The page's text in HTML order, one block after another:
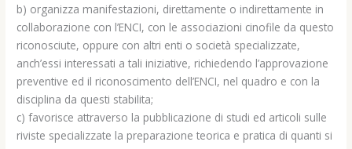
b) organizza manifestazioni, direttamente o indirettamente in
collaborazione con l’ENCI, con le associazioni cinofile da questo
riconosciute, oppure con altri enti o società specializzate,
anch’essi interessati a tali iniziative, richiedendo l’approvazione
preventive ed il riconoscimento dell’ENCI, nel quadro e con la
disciplina da questi stabilita;
c) favorisce attraverso la pubblicazione di studi ed articoli sulle
riviste specializzate la preparazione teorica e pratica di quanti si